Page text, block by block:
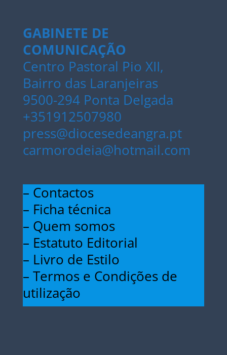
GABINETE DE
COMUNICAÇÃO
Centro Pastoral Pio XII,
Bairro das Laranjeiras
9500-294 Ponta Delgada
+351912507980
press@diocesedeangra.pt
carmorodeia@hotmail.com
– Contactos
– Ficha técnica
– Quem somos
– Estatuto Editorial
– Livro de Estilo
– Termos e Condições de
utilização